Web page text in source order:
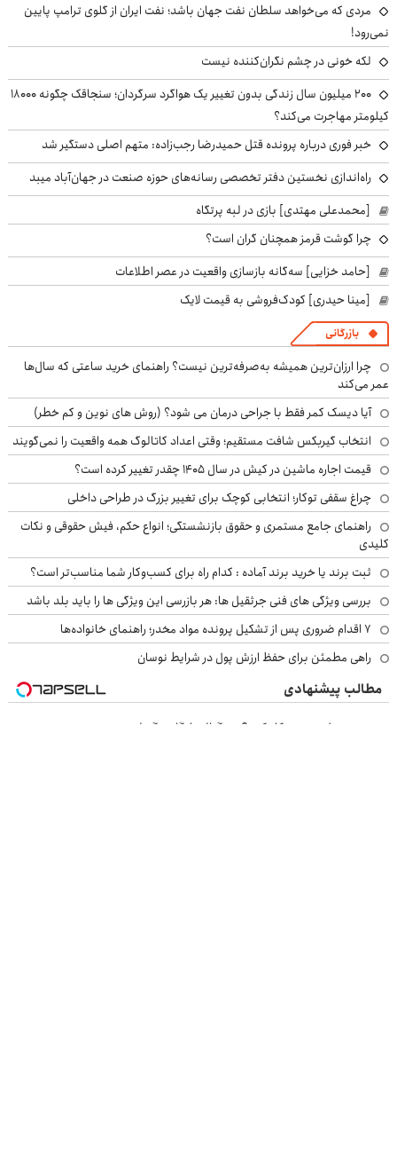
مردی که می‌خواهد سلطان نفت جهان باشد؛ نفت ایران از گلوی ترامپ پایین
نمی‌رود!
لکه خونی در چشم نگران‌کننده نیست
۲۰۰ میلیون سال زندگی بدون تغییر یک هواگرد سرگردان؛ سنجاقک‌ چگونه ۱۸۰۰۰
کیلومتر مهاجرت می‌کند؟
خبر فوری درباره پرونده قتل حمیدرضا رجب‌زاده: متهم اصلی دستگیر شد
راه‌اندازی نخستین دفتر تخصصی رسانه‌های حوزه صنعت در جهان‌آباد میبد
[محمدعلی مهتدی] بازی در لبه پرتگاه
چرا گوشت قرمز همچنان گران است؟
[حامد خزایی] سه‌گانه بازسازی واقعیت در عصر اطلاعات
[مینا حیدری] کودک‌فروشی به قیمت لایک
بازرگانی
چرا ارزان‌ترین همیشه به‌صرفه‌ترین نیست؟ راهنمای خرید ساعتی که سال‌ها
عمر می‌کند
آیا دیسک کمر فقط با جراحی درمان می شود؟ (روش های نوین و کم خطر)
انتخاب گیربکس شافت مستقیم؛ وقتی اعداد کاتالوگ همه واقعیت را نمی‌گویند
قیمت اجاره ماشین در کیش در سال ۱۴۰۵ چقدر تغییر کرده است؟
چراغ سقفی توکار؛ انتخابی کوچک برای تغییر بزرگ در طراحی داخلی
راهنمای جامع مستمری و حقوق بازنشستگی؛ انواع حکم، فیش حقوقی و نکات
کلیدی
ثبت برند یا خرید برند آماده : کدام راه برای کسب‌وکار شما مناسب‌تر است؟
بررسی ویژگی های فنی جرثقیل ها: هر بازرسی این ویژگی ها را باید بلد باشد
۷ اقدام ضروری پس از تشکیل پرونده مواد مخدر؛ راهنمای خانواده‌ها
راهی مطمئن برای حفظ ارزش پول در شرایط نوسان
مطالب پیشنهادی
نمیدونی پولت رو چیکار کنی؟ سیگنال رایگان بگیر!